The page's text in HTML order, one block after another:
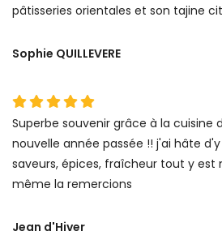
pâtisseries orientales et son tajine
Sophie QUILLEVERE
Superbe souvenir grâce à la cuisine
nouvelle année passée !! j'ai hâte
saveurs, épices, fraîcheur tout y
même la remercions
Jean d'Hiver